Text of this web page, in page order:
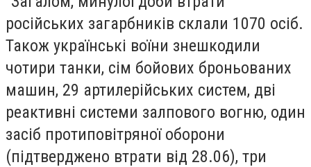
російських загарбників склали 1070 осіб.
Також українські воїни знешкодили
чотири танки, сім бойових броньованих
машин, 29 артилерійських систем, дві
реактивні системи залпового вогню, один
засіб протиповітряної оборони
(підтверджено втрати від 28.06), три